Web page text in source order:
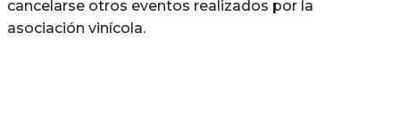
cancelarse otros eventos realizados por la
asociación vinícola.